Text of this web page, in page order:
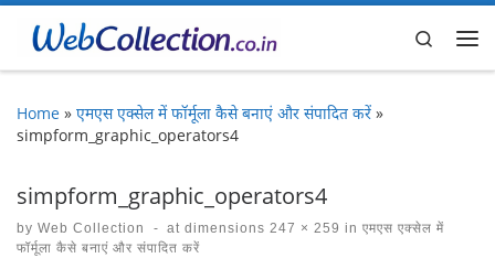
Skip to content
Search
Home » एमएस एक्सेल में फॉर्मूला कैसे बनाएं और संपादित करें »
simpform_graphic_operators4
simpform_graphic_operators4
by Web Collection - at dimensions 247 × 259 in एमएस एक्सेल में
फॉर्मूला कैसे बनाएं और संपादित करें